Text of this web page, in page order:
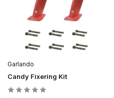
Garlando
Candy Fixering Kit